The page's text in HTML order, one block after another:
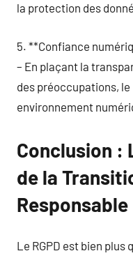
la protection des
5. **Confiance
– En plaçant la
des préoccupations, le
environnement
Conclusion :
de la
Responsable
Le RGPD est bien plus